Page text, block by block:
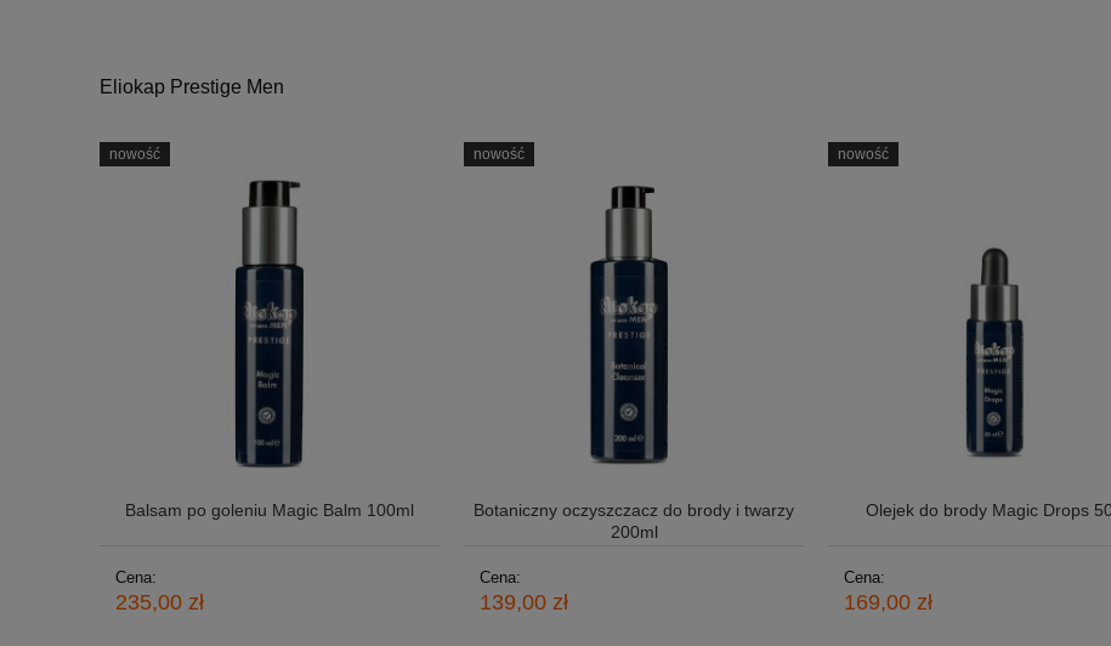
Eliokap Prestige Men
Balsam po goleniu Magic Balm 100ml
Cena:
235,00 zł
nowość
Botaniczny oczyszczacz do brody i twarzy
200ml
Cena:
139,00 zł
nowość
Olejek do brody Magic Drops
Cena:
169,00 zł
nowość